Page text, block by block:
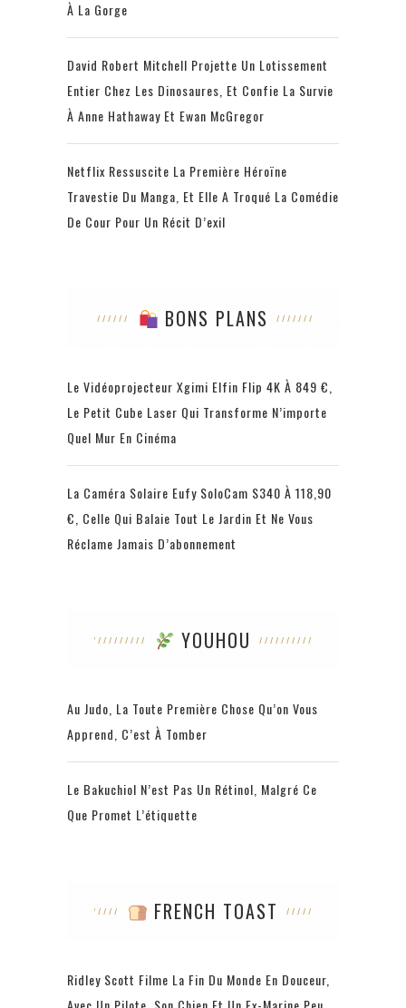
À La Gorge
David Robert Mitchell Projette Un Lotissement
Entier Chez Les Dinosaures, Et Confie La Survie
À Anne Hathaway Et Ewan McGregor
Netflix Ressuscite La Première Héroïne
Travestie Du Manga, Et Elle A Troqué La Comédie
De Cour Pour Un Récit D’exil
BONS PLANS
Le Vidéoprojecteur Xgimi Elfin Flip 4K À 849 €,
Le Petit Cube Laser Qui Transforme N’importe
Quel Mur En Cinéma
La Caméra Solaire Eufy SoloCam S340 À 118,90
€, Celle Qui Balaie Tout Le Jardin Et Ne Vous
Réclame Jamais D’abonnement
YOUHOU
Au Judo, La Toute Première Chose Qu’on Vous
Apprend, C’est À Tomber
Le Bakuchiol N’est Pas Un Rétinol, Malgré Ce
Que Promet L’étiquette
FRENCH TOAST
Ridley Scott Filme La Fin Du Monde En Douceur,